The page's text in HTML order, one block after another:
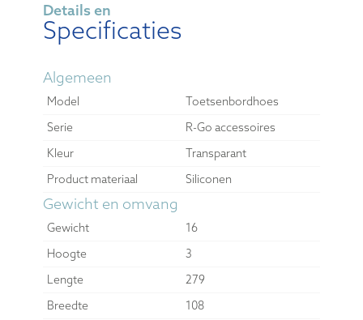
Details en
Specificaties
Algemeen
Model
Toetsenbordhoes
Serie
R-Go accessoires
Kleur
Transparant
Product materiaal
Siliconen
Gewicht en omvang
Gewicht
16
Hoogte
3
Lengte
279
Breedte
108